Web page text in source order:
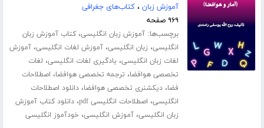
آموزش زبان ،کتاب‌های جغرافی
۹۶۹ صفحه
برچسب‌ها:آموزش زبان انگلیسی،کتاب آموزش زبان
انگلیسی، زبان انگلیسی،آموزش لغات انگلیسی،آموزش
لغات زبان انگلیسی، یادگیری لغات انگلیسی، لغات
تخصصی هوافضا، ترجمه تخصصی هوافضا، اصطلاحات
فضا،دیکشنری تخصصی هوافضا،دانلود اصطلاحات
انگلیسی، اصطلاحات انگلیسی pdf ،دانلود کتاب آموزش
زبان انگلیسی،آموزش انگلیسی، خودآموز انگلیسی